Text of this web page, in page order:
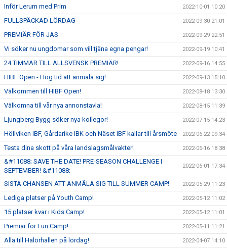
Inför Lerum med Prim 2022-10-01 10:20
FULLSPÄCKAD LÖRDAG 2022-09-30 21:01
PREMIÄR FÖR JAS 2022-09-29 22:51
Vi söker nu ungdomar som vill tjäna egna pengar! 2022-09-19 10:41
24 TIMMAR TILL ALLSVENSK PREMIÄR! 2022-09-16 14:55
HIBF Open - Hög tid att anmäla sig! 2022-09-13 15:10
Välkommen till HIBF Open! 2022-08-18 13:30
Välkomna till vår nya annonstavla! 2022-08-15 11:39
Ljungberg Bygg söker nya kollegor! 2022-07-15 14:23
Höllviken IBF, Gårdarike IBK och Näset IBF kallar till årsmöte 2022-06-22 09:34
Testa dina skott på våra landslagsmålvakter! 2022-06-16 18:38
&#11088; SAVE THE DATE! PRE-SEASON CHALLENGE I
SEPTEMBER! &#11088;
2022-06-01 17:34
SISTA CHANSEN ATT ANMÄLA SIG TILL SUMMER CAMP! 2022-05-29 11:23
Lediga platser på Youth Camp! 2022-05-12 11:02
15 platser kvar i Kids Camp! 2022-05-12 11:01
Premiär för Fun Camp! 2022-05-11 11:21
Alla till Halörhallen på lördag! 2022-04-07 14:10